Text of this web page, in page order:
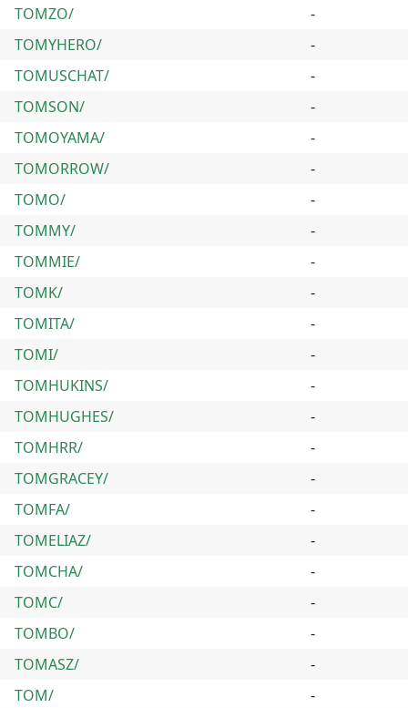
TOMZO/
-
TOMYHERO/
-
TOMUSCHAT/
-
TOMSON/
-
TOMOYAMA/
-
TOMORROW/
-
TOMO/
-
TOMMY/
-
TOMMIE/
-
TOMK/
-
TOMITA/
-
TOMI/
-
TOMHUKINS/
-
TOMHUGHES/
-
TOMHRR/
-
TOMGRACEY/
-
TOMFA/
-
TOMELIAZ/
-
TOMCHA/
-
TOMC/
-
TOMBO/
-
TOMASZ/
-
TOM/
-